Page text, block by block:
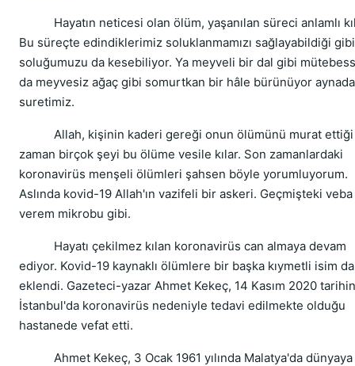
Hayatın neticesi olan ölüm, yaşanılan süreci anlamlı
Bu süreçte edindiklerimiz soluklanmamızı sağlayabildiği
soluğumuzu da kesebiliyor. Ya meyveli bir dal gibi
da meyvesiz ağaç gibi somurtkan bir hâle bürünüyor
suretimiz.
Allah, kişinin kaderi gereği onun ölümünü murat ettiği
zaman birçok şeyi bu ölüme vesile kılar. Son zamanlardaki
koronavirüs menşeli ölümleri şahsen böyle yorumluyorum.
Aslında kovid-19 Allah'ın vazifeli bir askeri. Geçmişteki
verem mikrobu gibi.
Hayatı çekilmez kılan koronavirüs can almaya devam
ediyor. Kovid-19 kaynaklı ölümlere bir başka kıymetli isim
eklendi. Gazeteci-yazar Ahmet Kekeç, 14 Kasım 2020
İstanbul'da koronavirüs nedeniyle tedavi edilmekte olduğu
hastanede vefat etti.
Ahmet Kekeç, 3 Ocak 1961 yılında Malatya'da dünyaya